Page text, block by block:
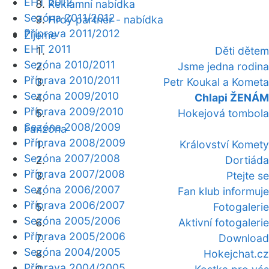
Reklamní nabídka
Hrdý partner - nabídka
Žijeme
Děti dětem
Jsme jedna rodina
Petr Koukal a Kometa
Chlapi ŽENÁM
Hokejová tombola
Fanzóna
Království Komety
Dortiáda
Ptejte se
Fan klub informuje
Fotogalerie
Aktivní fotogalerie
Download
Hokejchat.cz
Sezóna 2011/2012
Příprava 2011/2012
EHT 2011
Sezóna 2010/2011
Příprava 2010/2011
Sezóna 2009/2010
Příprava 2009/2010
Sezóna 2008/2009
Příprava 2008/2009
Sezóna 2007/2008
Příprava 2007/2008
Sezóna 2006/2007
Příprava 2006/2007
Sezóna 2005/2006
Příprava 2005/2006
Sezóna 2004/2005